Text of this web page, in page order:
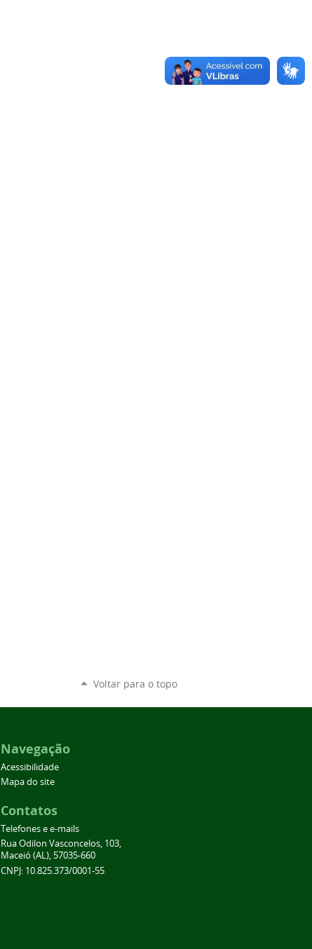
Voltar para o topo
Navegação
Acessibilidade
Mapa do site
Contatos
Telefones e e-mails
Rua Odilon Vasconcelos, 103,
Maceió (AL), 57035-660
CNPJ: 10.825.373/0001-55